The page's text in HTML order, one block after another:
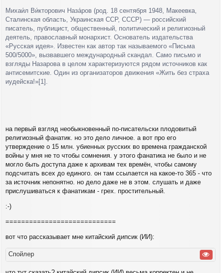
Михаи́л Ви́кторович Наза́ров (род. 18 сентября 1948, Макеевка,
Сталинская область, Украинская ССР, СССР) — российский
писатель, публицист, общественный, политический и религиозный
деятель, православный монархист. Основатель издательства
«Русская идея». Известен как автор так называемого «Письма
500/5000», вызвавшего международный скандал. Само письмо и
взгляды Назарова в целом характеризуются рядом источников как
антисемитские. Один из организаторов движения «Жить без страха
иудейска!»[1].
на первый взгляд необыкновенный по-писательски плодовитый
религиозный фанатик. но это дело личное. а вот про его
утверждение о 15 млн. убиенных русских во времена гражданской
войны у мня не то чтобы сомнения. у этого фанатика не было и не
могло быть доступа даже к архивам тех времён, чтобы самому
подсчитать всех до единого. он там ссылается на какое-то 365 - что
за источник непонятно. но дело даже не в этом. слушать и даже
прислушиваться к фанатикам - грех. простительный.
:-)
============================
вот что рассказывает мне китайский дипсик (ИИ):
Спойлер